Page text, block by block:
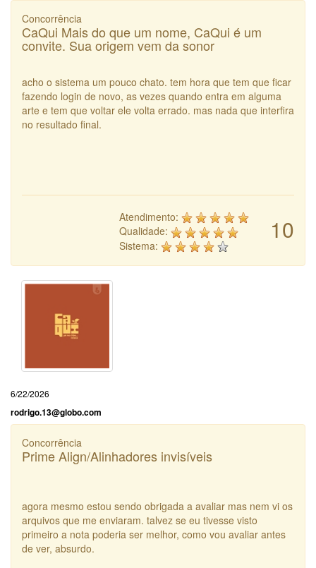
Concorrência
CaQui Mais do que um nome, CaQui é um
convite. Sua origem vem da sonor
acho o sistema um pouco chato. tem hora que tem que ficar
fazendo login de novo, as vezes quando entra em alguma
arte e tem que voltar ele volta errado. mas nada que interfira
no resultado final.
10
Atendimento:
Qualidade:
Sistema:
6/22/2026
rodrigo.13@globo.com
Concorrência
Prime Align/Alinhadores invisíveis
agora mesmo estou sendo obrigada a avaliar mas nem vi os
arquivos que me enviaram. talvez se eu tivesse visto
primeiro a nota poderia ser melhor, como vou avaliar antes
de ver, absurdo.